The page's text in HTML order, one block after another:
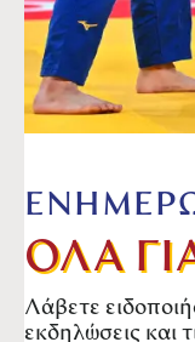
ΟΛΑ
Λάβετε
εκδηλώσεις και